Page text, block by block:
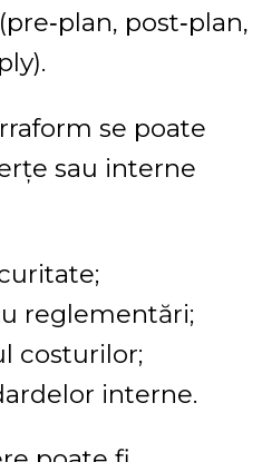
post‑plan,
se poate
sau interne
reglementări;
costurilor;
interne.